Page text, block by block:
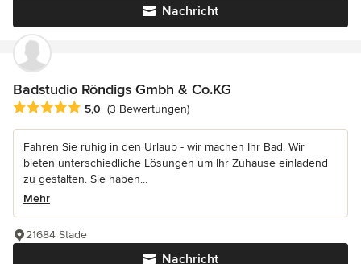
Nachricht
Badstudio Röndigs Gmbh & Co.KG
Durchschnittliche Bewertung: 5 von 5 Sternen
5,0 (3 Bewertungen)
Fahren Sie ruhig in den Urlaub - wir machen Ihr Bad. Wir
bieten unterschiedliche Lösungen um Ihr Zuhause einladend
zu gestalten. Sie haben...
Mehr
Nachricht
21684 Stade